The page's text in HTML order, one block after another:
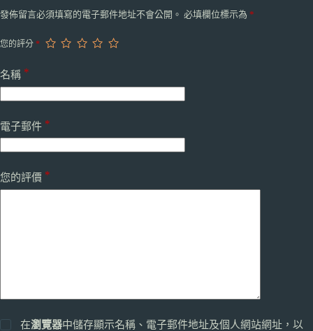
發佈留言必須填寫的電子郵件地址不會公開。 必填欄位標示為 *
您的評分 *
名稱 *
電子郵件 *
您的評價 *
在瀏覽器中儲存顯示名稱、電子郵件地址及個人網站網址，以